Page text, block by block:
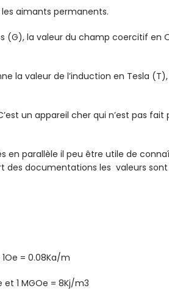
aimants permanents.
(G), la valeur du champ coercitif en
la valeur de l’induction en Tesla
un appareil cher qui n’est pas fait
en parallèle il peu être utile de
des documentations les valeurs sont
= 0.08Ka/m
et 1 MGOe = 8Kj/m3